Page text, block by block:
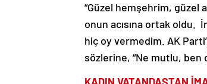
“Güzel hemşehrim, güzel
onun acısına ortak oldu.
hiç oy vermedim. AK
sözlerine, “Ne mutlu, ben